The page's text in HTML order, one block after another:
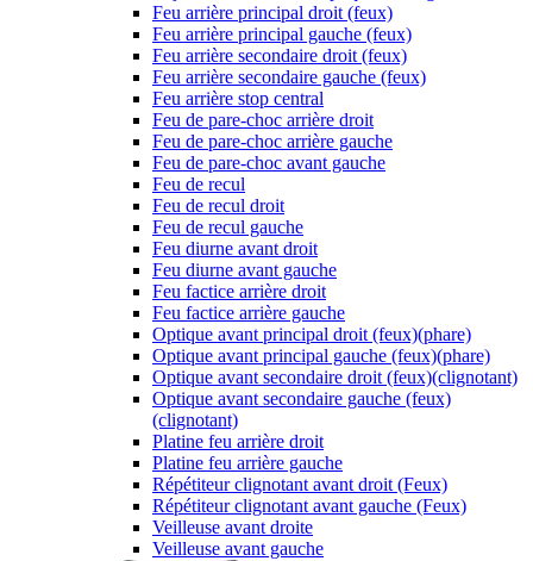
Feu arrière principal droit (feux)
Feu arrière principal gauche (feux)
Feu arrière secondaire droit (feux)
Feu arrière secondaire gauche (feux)
Feu arrière stop central
Feu de pare-choc arrière droit
Feu de pare-choc arrière gauche
Feu de pare-choc avant gauche
Feu de recul
Feu de recul droit
Feu de recul gauche
Feu diurne avant droit
Feu diurne avant gauche
Feu factice arrière droit
Feu factice arrière gauche
Optique avant principal droit (feux)(phare)
Optique avant principal gauche (feux)(phare)
Optique avant secondaire droit (feux)(clignotant)
Optique avant secondaire gauche (feux)
(clignotant)
Platine feu arrière droit
Platine feu arrière gauche
Répétiteur clignotant avant droit (Feux)
Répétiteur clignotant avant gauche (Feux)
Veilleuse avant droite
Veilleuse avant gauche